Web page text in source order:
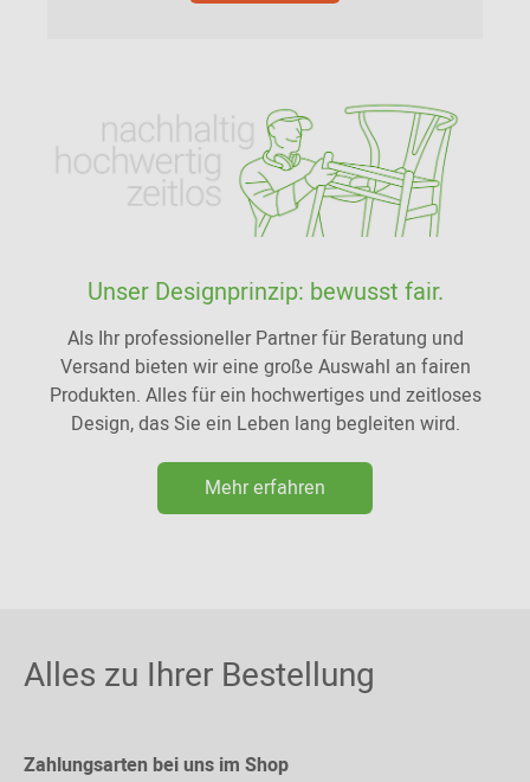
Unser Designprinzip: bewusst fair.
Als Ihr professioneller Partner für Beratung und
Versand bieten wir eine große Auswahl an fairen
Produkten. Alles für ein hochwertiges und zeitloses
Design, das Sie ein Leben lang begleiten wird.
Mehr erfahren
Alles zu Ihrer Bestellung
Zahlungsarten bei uns im Shop